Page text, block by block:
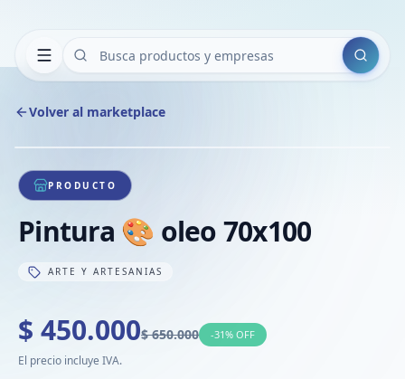
Buscar
Volver al marketplace
1/1
PRODUCTO
Pintura 🎨 oleo 70x100
ARTE Y ARTESANIAS
$ 450.000$ 650.000 -31% OFF
El precio incluye IVA.